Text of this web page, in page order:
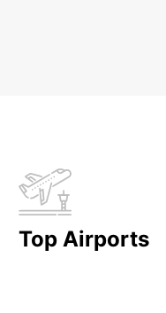
Top Airports